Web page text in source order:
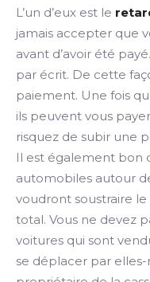
L’un d’eux est le
jamais accepter que
avant d’avoir été
par écrit. De cette
paiement. Une fois
ils peuvent vous
risquez de subir une
Il est également bon
automobiles autour
voudront soustraire
total. Vous ne devez
voitures qui sont
se déplacer par